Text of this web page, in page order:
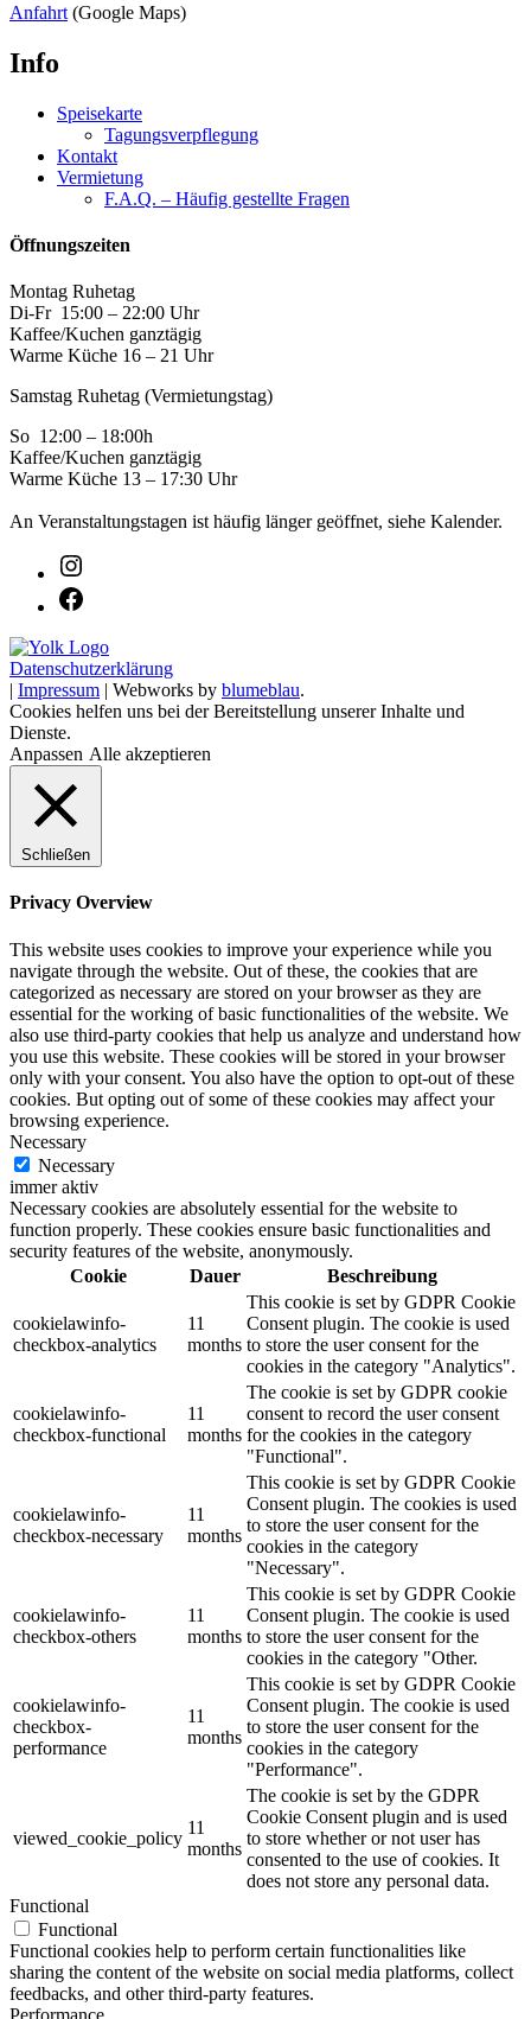
Anfahrt (Google Maps)
Info
Speisekarte
Tagungsverpflegung
Kontakt
Vermietung
F.A.Q. – Häufig gestellte Fragen
Öffnungszeiten
Montag Ruhetag
Di-Fr 15:00 – 22:00 Uhr
Kaffee/Kuchen ganztägig
Warme Küche 16 – 21 Uhr
Samstag Ruhetag (Vermietungstag)
So 12:00 – 18:00h
Kaffee/Kuchen ganztägig
Warme Küche 13 – 17:30 Uhr
An Veranstaltungstagen ist häufig länger geöffnet, siehe Kalender.
Datenschutzerklärung
| Impressum | Webworks by blumeblau.
Cookies helfen uns bei der Bereitstellung unserer Inhalte und
Dienste.
Anpassen Alle akzeptieren
Schließen
Privacy Overview
This website uses cookies to improve your experience while you
navigate through the website. Out of these, the cookies that are
categorized as necessary are stored on your browser as they are
essential for the working of basic functionalities of the website. We
also use third-party cookies that help us analyze and understand how
you use this website. These cookies will be stored in your browser
only with your consent. You also have the option to opt-out of these
cookies. But opting out of some of these cookies may affect your
browsing experience.
Necessary
Necessary
immer aktiv
Necessary cookies are absolutely essential for the website to
function properly. These cookies ensure basic functionalities and
security features of the website, anonymously.
Cookie
Dauer Beschreibung
cookielawinfo-
checkbox-analytics
11
months
This cookie is set by GDPR Cookie
Consent plugin. The cookie is used
to store the user consent for the
cookies in the category "Analytics".
cookielawinfo-
checkbox-functional
11
months
The cookie is set by GDPR cookie
consent to record the user consent
for the cookies in the category
"Functional".
cookielawinfo-
checkbox-necessary
11
months
This cookie is set by GDPR Cookie
Consent plugin. The cookies is used
to store the user consent for the
cookies in the category
"Necessary".
cookielawinfo-
checkbox-others
11
months
This cookie is set by GDPR Cookie
Consent plugin. The cookie is used
to store the user consent for the
cookies in the category "Other.
cookielawinfo-
checkbox-
performance
11
months
This cookie is set by GDPR Cookie
Consent plugin. The cookie is used
to store the user consent for the
cookies in the category
"Performance".
viewed_cookie_policy
11
months
The cookie is set by the GDPR
Cookie Consent plugin and is used
to store whether or not user has
consented to the use of cookies. It
does not store any personal data.
Functional
Functional
Functional cookies help to perform certain functionalities like
sharing the content of the website on social media platforms, collect
feedbacks, and other third-party features.
Performance